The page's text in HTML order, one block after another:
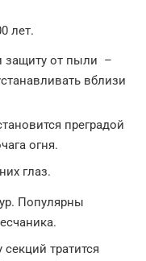
лет.
от пыли –
вблизи
преградой
огня.
глаз.
Популярны
тратится